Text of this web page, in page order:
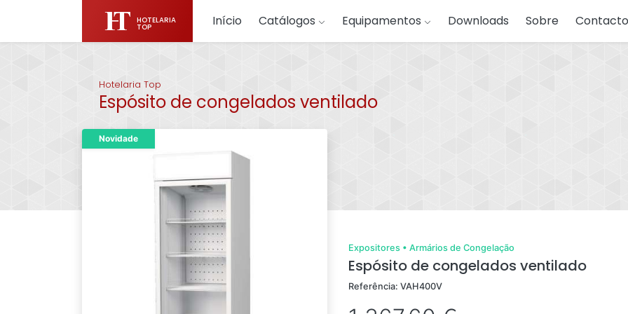
HOTELARIA
TOP Início Catálogos Equipamentos Downloads Sobre
Hotelaria Top
Espósito de congelados ventilado
Novidade
Expositores • Armários de Congelação
Espósito de congelados ventilado
Referência: VAH400V